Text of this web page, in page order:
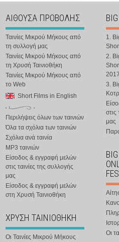
ΑΙΘΟΥΣΑ ΠΡΟΒΟΛΗΣ
Ταινίες Μικρού Μήκους από
τη συλλογή μας
Ταινίες Μικρού Μήκους από
τη Χρυσή Ταινιοθήκη
Ταινίες Μικρού Μήκους από
το Web
Short Films in English
Περιλήψεις όλων των ταινιών
Όλα τα σχόλια των ταινιών
Σχόλια ανά ταινία
MP3 ταινιών
Είσοδος & εγγραφή μελών
στις ταινίες της συλλογής
μας
Είσοδος & εγγραφή μελών
στη Χρυσή Ταινιοθήκη
ΧΡΥΣΗ ΤΑΙΝΙΟΘΗΚΗ
Οι Ταινίες Μικρού Μήκους
1.
2.
3.
στις
μας
Οι